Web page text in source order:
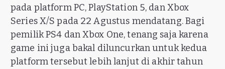
pada platform PC, PlayStation 5, dan Xbox
Series X/S pada 22 Agustus mendatang. Bagi
pemilik PS4 dan Xbox One, tenang saja karena
game ini juga bakal diluncurkan untuk kedua
platform tersebut lebih lanjut di akhir tahun